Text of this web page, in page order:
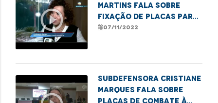
play_circle_outline
Martins fala sobre
fixação de placas para
evitar a discriminação
07/11/2022
Subdefensora Cristiane
Marques fala sobre
placas de combate à